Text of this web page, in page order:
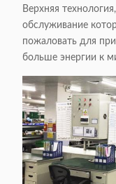
Верхняя
обслуживание
пожаловать для
больше энергии к